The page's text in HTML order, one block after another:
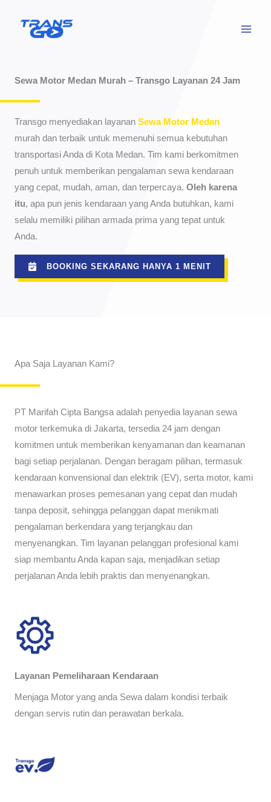
Sewa Motor Medan Murah – Transgo Layanan 24 Jam
Transgo menyediakan layanan Sewa Motor Medan
murah dan terbaik untuk memenuhi semua kebutuhan
transportasi Anda di Kota Medan. Tim kami berkomitmen
penuh untuk memberikan pengalaman sewa kendaraan
yang cepat, mudah, aman, dan terpercaya. Oleh karena
itu, apa pun jenis kendaraan yang Anda butuhkan, kami
selalu memiliki pilihan armada prima yang tepat untuk
Anda.
BOOKING SEKARANG HANYA 1 MENIT
Apa Saja Layanan Kami?
PT Marifah Cipta Bangsa adalah penyedia layanan sewa
motor terkemuka di Jakarta, tersedia 24 jam dengan
komitmen untuk memberikan kenyamanan dan keamanan
bagi setiap perjalanan. Dengan beragam pilihan, termasuk
kendaraan konvensional dan elektrik (EV), serta motor, kami
menawarkan proses pemesanan yang cepat dan mudah
tanpa deposit, sehingga pelanggan dapat menikmati
pengalaman berkendara yang terjangkau dan
menyenangkan. Tim layanan pelanggan profesional kami
siap membantu Anda kapan saja, menjadikan setiap
perjalanan Anda lebih praktis dan menyenangkan.
Layanan Pemeliharaan Kendaraan
Menjaga Motor yang anda Sewa dalam kondisi terbaik
dengan servis rutin dan perawatan berkala.